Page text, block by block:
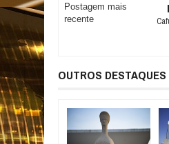
Postagem mais
recente
OUTROS DESTAQUES